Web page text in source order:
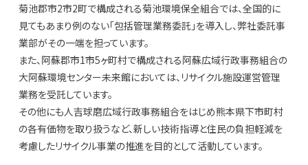
菊池郡市2市2町で構成される菊池環境保全組合では、全国的に
見てもあまり例のない「包括管理業務委託」を導入し、弊社委託事
業部がその一端を担っています。
また、阿蘇郡市1市5ヶ町村で構成される阿蘇広域行政事務組合の
大阿蘇環境センター未来館においては、リサイクル施設運営管理
業務を受託しています。
その他にも人吉球磨広域行政事務組合をはじめ熊本県下市町村
の各有価物を取り扱うなど、新しい技術指導と住民の負担軽減を
考慮したリサイクル事業の推進を目的として活動しています。